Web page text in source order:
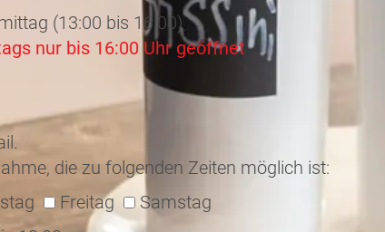
(13:00 bis 16:00)
nur bis 16:00 Uhr geöffnet
die zu folgenden Zeiten möglich ist:
Freitag
Samstag